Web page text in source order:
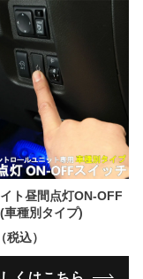
ト昼間点灯ON-OFF
(車種別タイプ)
税込）